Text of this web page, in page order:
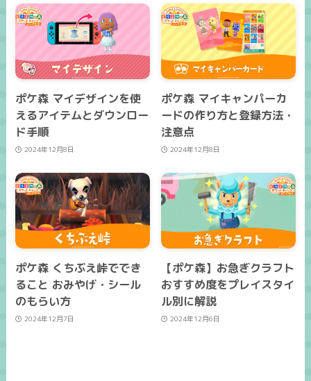
ポケ森 マイデザインを使
えるアイテムとダウンロー
ド手順
2024年12月8日
ポケ森 マイキャンパーカ
ードの作り方と登録方法・
注意点
2024年12月8日
ポケ森 くちぶえ峠ででき
ること おみやげ・シール
のもらい方
2024年12月7日
【ポケ森】お急ぎクラフト
おすすめ度をプレイスタイ
ル別に解説
2024年12月6日